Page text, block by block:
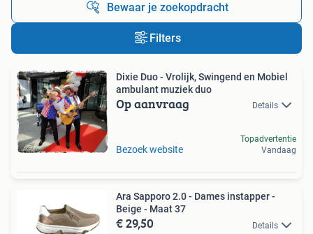
Bewaar je zoekopdracht
Filters
Dixie Duo - Vrolijk, Swingend en Mobiel
ambulant muziek duo
Op aanvraag Details
Bezoek website
Topadvertentie
Vandaag
Ara Sapporo 2.0 - Dames instapper -
Beige - Maat 37
€ 29,50 Details